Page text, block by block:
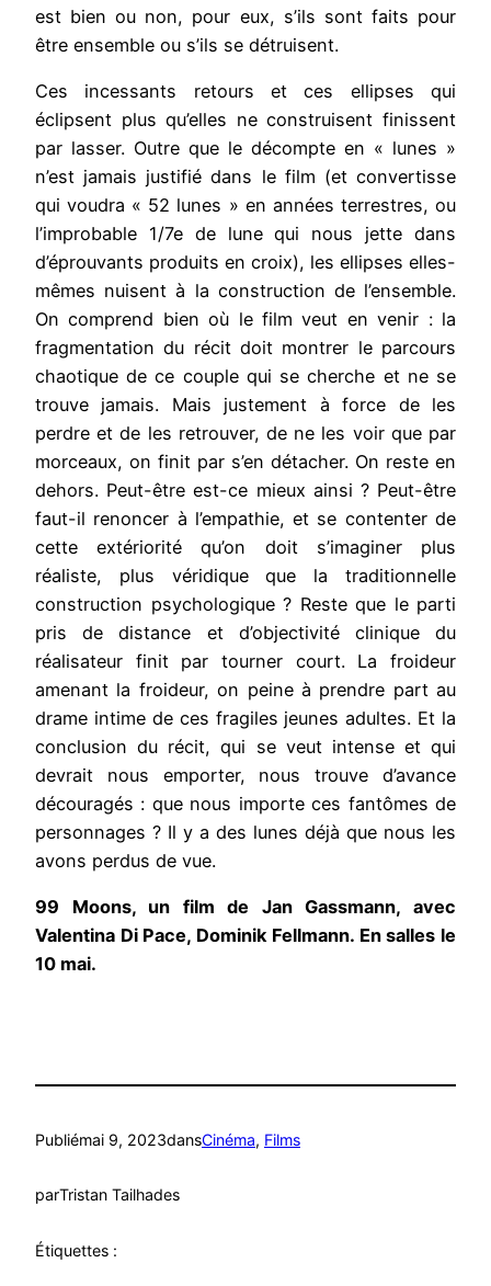
est bien ou non, pour eux, s’ils sont faits pour
être ensemble ou s’ils se détruisent.
Ces incessants retours et ces ellipses qui
éclipsent plus qu’elles ne construisent finissent
par lasser. Outre que le décompte en « lunes »
n’est jamais justifié dans le film (et convertisse
qui voudra « 52 lunes » en années terrestres, ou
l’improbable 1/7e de lune qui nous jette dans
d’éprouvants produits en croix), les ellipses elles-
mêmes nuisent à la construction de l’ensemble.
On comprend bien où le film veut en venir : la
fragmentation du récit doit montrer le parcours
chaotique de ce couple qui se cherche et ne se
trouve jamais. Mais justement à force de les
perdre et de les retrouver, de ne les voir que par
morceaux, on finit par s’en détacher. On reste en
dehors. Peut-être est-ce mieux ainsi ? Peut-être
faut-il renoncer à l’empathie, et se contenter de
cette extériorité qu’on doit s’imaginer plus
réaliste, plus véridique que la traditionnelle
construction psychologique ? Reste que le parti
pris de distance et d’objectivité clinique du
réalisateur finit par tourner court. La froideur
amenant la froideur, on peine à prendre part au
drame intime de ces fragiles jeunes adultes. Et la
conclusion du récit, qui se veut intense et qui
devrait nous emporter, nous trouve d’avance
découragés : que nous importe ces fantômes de
personnages ? Il y a des lunes déjà que nous les
avons perdus de vue.
99 Moons, un film de Jan Gassmann, avec
Valentina Di Pace, Dominik Fellmann. En salles le
10 mai.
Publiémai 9, 2023dansCinéma, Films
parTristan Tailhades
Étiquettes :